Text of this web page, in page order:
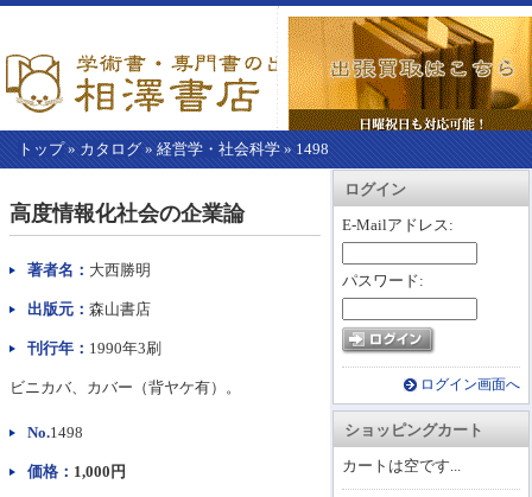
トップ» カタログ » 経営学・社会科学 » 1498
カートを見る
ログイン
E-Mailアドレス:
パスワード:
ログイン画面へ
ショッピングカート
カートは空です...
こ
か
本
高度情報化社会の企業論
著者名： 大西勝明
出版元： 森山書店
刊行年： 1990年3刷
ビニカバ、カバー（背ヤケ有）。
No.1498
価格： 1,000円